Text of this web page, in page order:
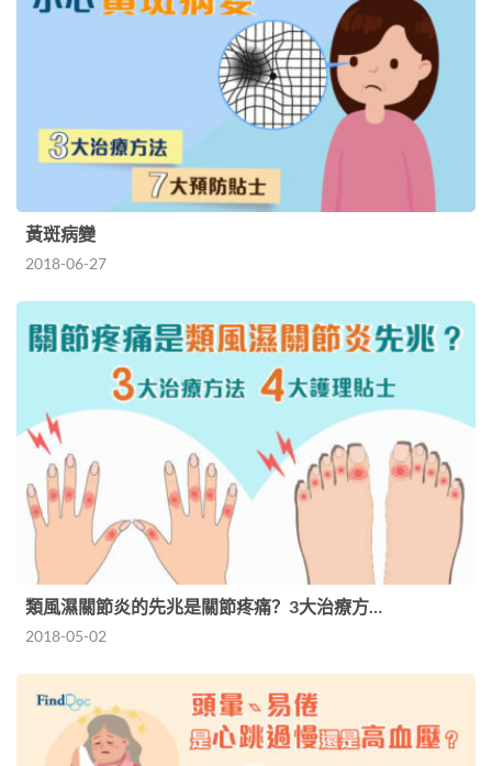
黃斑病變
2018-06-27
類風濕關節炎的先兆是關節疼痛？3大治療方…
2018-05-02